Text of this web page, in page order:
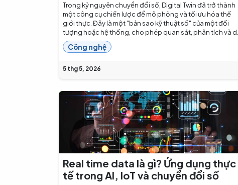
Trong kỷ nguyên chuyển đổi số, Digital Twin đã trở thành
một công cụ chiến lược để mô phỏng và tối ưu hóa thế
giới thực. Đây là một "bản sao kỹ thuật số" của một đối
tượng hoặc hệ thống, cho phép quan sát, phân tích và d...
Công nghệ
5 thg 5, 2026
Real time data là gì? Ứng dụng thực
tế trong AI, IoT và chuyển đổi số